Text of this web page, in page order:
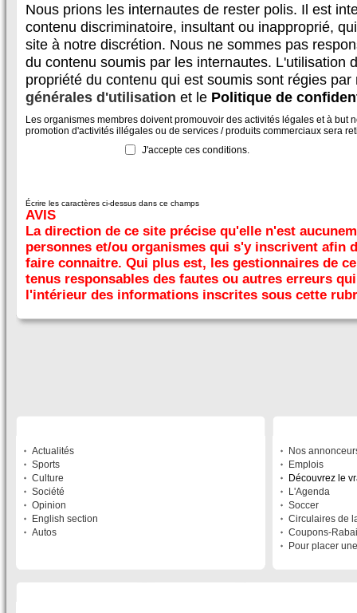
Nous prions les internautes de rester polis. Il est
contenu discriminatoire, insultant ou inapproprié,
site à notre discrétion. Nous ne sommes pas
du contenu soumis par les internautes. L'utilisation
propriété du contenu qui est soumis sont régies
générales d'utilisation et le Politique de
Les organismes membres doivent promouvoir des activités légales et à but
promotion d'activités illégales ou de services / produits commerciaux sera
J'accepte ces conditions.
Écrire les caractères ci-dessus dans ce champs
AVIS
La direction de ce site précise qu'elle n'est
personnes et/ou organismes qui s'y inscrivent afin
faire connaitre. Qui plus est, les gestionnaires de
tenus responsables des fautes ou autres erreurs
l'intérieur des informations inscrites sous cette
Actualités
Sports
Culture
Société
Opinion
English section
Autos
Nos
Emplois
Découvrez le
L'Agenda
Soccer
Circulaires de
Coupons-
Pour placer